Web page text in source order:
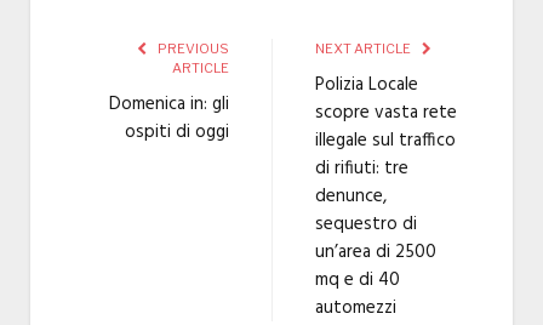
PREVIOUS
ARTICLE
Domenica in: gli
ospiti di oggi
NEXT ARTICLE
Polizia Locale
scopre vasta rete
illegale sul traffico
di rifiuti: tre
denunce,
sequestro di
un’area di 2500
mq e di 40
automezzi